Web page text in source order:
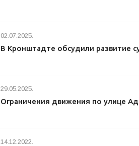
02.07.2025.
В Кронштадте обсудили развитие
29.05.2025.
Ограничения движения по улице
14.12.2022.